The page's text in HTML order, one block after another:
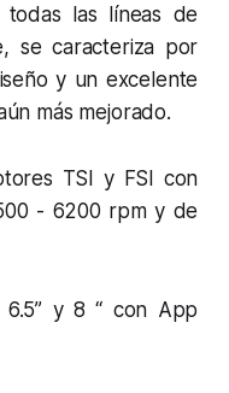
todas las líneas de
se caracteriza por
y un excelente
más mejorado.
TSI y FSI con
- 6200 rpm y de
6.5” y 8 “ con App